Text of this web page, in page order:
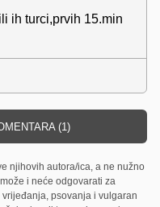
ih turci,prvih 15.min
(1)
njihovih autora/ica, a ne nužno
i neće odgovarati za
psovanja i vulgaran